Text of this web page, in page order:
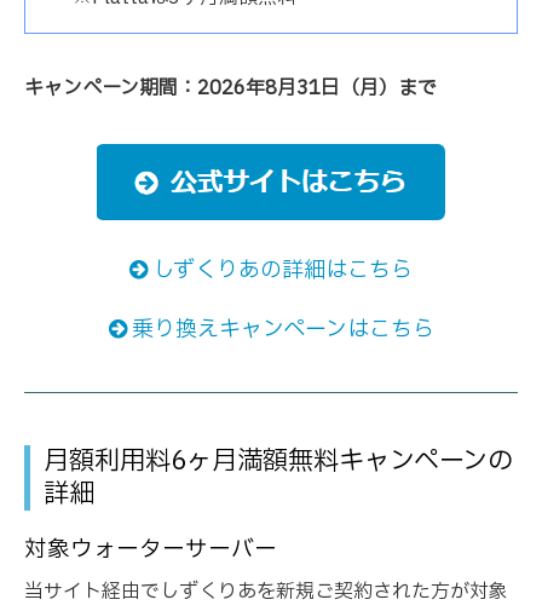
キャンペーン期間：2026年8月31日（月）まで
しずくりあの詳細はこちら
乗り換えキャンペーンはこちら
月額利用料6ヶ月満額無料キャンペーンの
詳細
対象ウォーターサーバー
当サイト経由でしずくりあを新規ご契約された方が対象